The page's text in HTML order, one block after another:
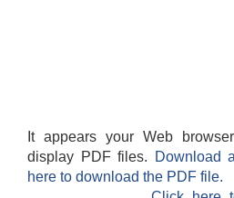
It appears your Web
display PDF files.
Download
here to download the PDF file.